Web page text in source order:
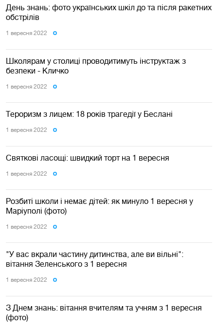
День знань: фото українських шкіл до та після ракетних
обстрілів
1 вересня 2022
Школярам у столиці проводитимуть інструктаж з
безпеки - Кличко
1 вересня 2022
Тероризм з лицем: 18 років трагедії у Беслані
1 вересня 2022
Святкові ласощі: швидкий торт на 1 вересня
1 вересня 2022
Розбиті школи і немає дітей: як минуло 1 вересня у
Маріуполі (фото)
1 вересня 2022
"У вас вкрали частину дитинства, але ви вільні":
вітання Зеленського з 1 вересня
1 вересня 2022
З Днем знань: вітання вчителям та учням з 1 вересня
(фото)